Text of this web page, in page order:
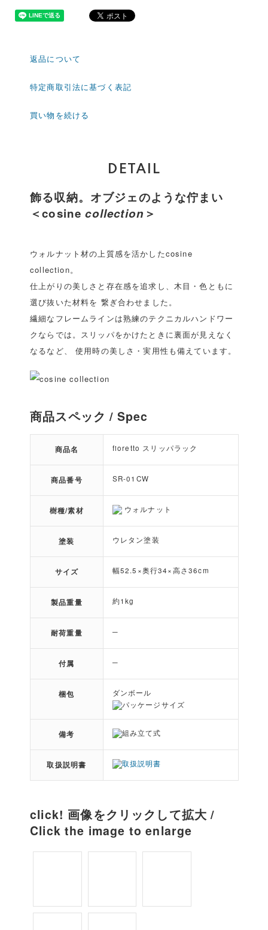
返品について
特定商取引法に基づく表記
買い物を続ける
DETAIL
飾る収納。オブジェのような佇まい
＜cosinecollection ＞
ウォルナット材の上質感を活かしたcosine
collection。
仕上がりの美しさと存在感を追求し、木目・色ともに
選び抜いた材料を 繋ぎ合わせました。
繊細なフレームラインは熟練のテクニカルハンドワー
クならでは。スリッパをかけたときに裏面が見えなく
なるなど、 使用時の美しさ・実用性も備えています。
商品スペック / Spec
商品名 fioretto スリッパラック
商品番号 SR-01CW
樹種/素材 ウォルナット
塗装 ウレタン塗装
サイズ 幅52.5×奥行34×高さ36cm
製品重量 約1kg
耐荷重量 ─
付属 ─
梱包 ダンボール
備考 組み立て式
取扱説明書
click! 画像をクリックして拡大 /
Click the image to enlarge